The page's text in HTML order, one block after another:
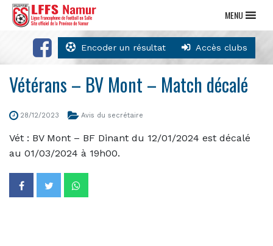
Encoder un résultat Accès clubs
MENU
Vétérans – BV Mont – Match décalé
28/12/2023 Avis du secrétaire
Vét : BV Mont – BF Dinant du 12/01/2024 est décalé
au 01/03/2024 à 19h00.